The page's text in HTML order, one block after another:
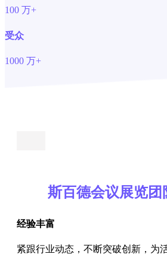
100 万+
受众
1000 万+
斯百德会议展览团
经验丰富
紧跟行业动态，不断突破创新，为